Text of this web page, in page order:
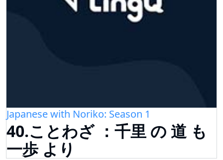
Japanese with Noriko: Season 1
40.ことわざ ：千里 の 道 も
一歩 より